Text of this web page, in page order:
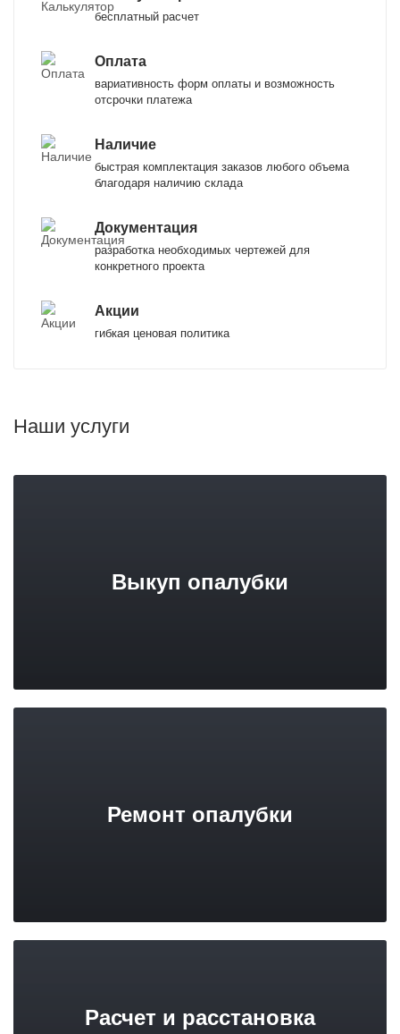
бесплатный расчет
Оплата
вариативность форм оплаты и возможность
отсрочки платежа
Наличие
быстрая комплектация заказов любого объема
благодаря наличию склада
Документация
разработка необходимых чертежей для
конкретного проекта
Акции
гибкая ценовая политика
Наши услуги
Выкуп опалубки
Ремонт опалубки
Расчет и расстановка